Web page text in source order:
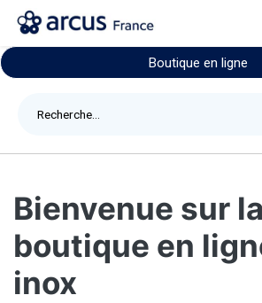
Boutique en ligne
Bienvenue sur la
boutique en
inox